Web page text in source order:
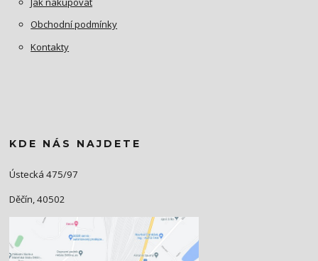
Obchodní podmínky
Kontakty
KDE NÁS NAJDETE
Ústecká 475/97
Děčín, 40502